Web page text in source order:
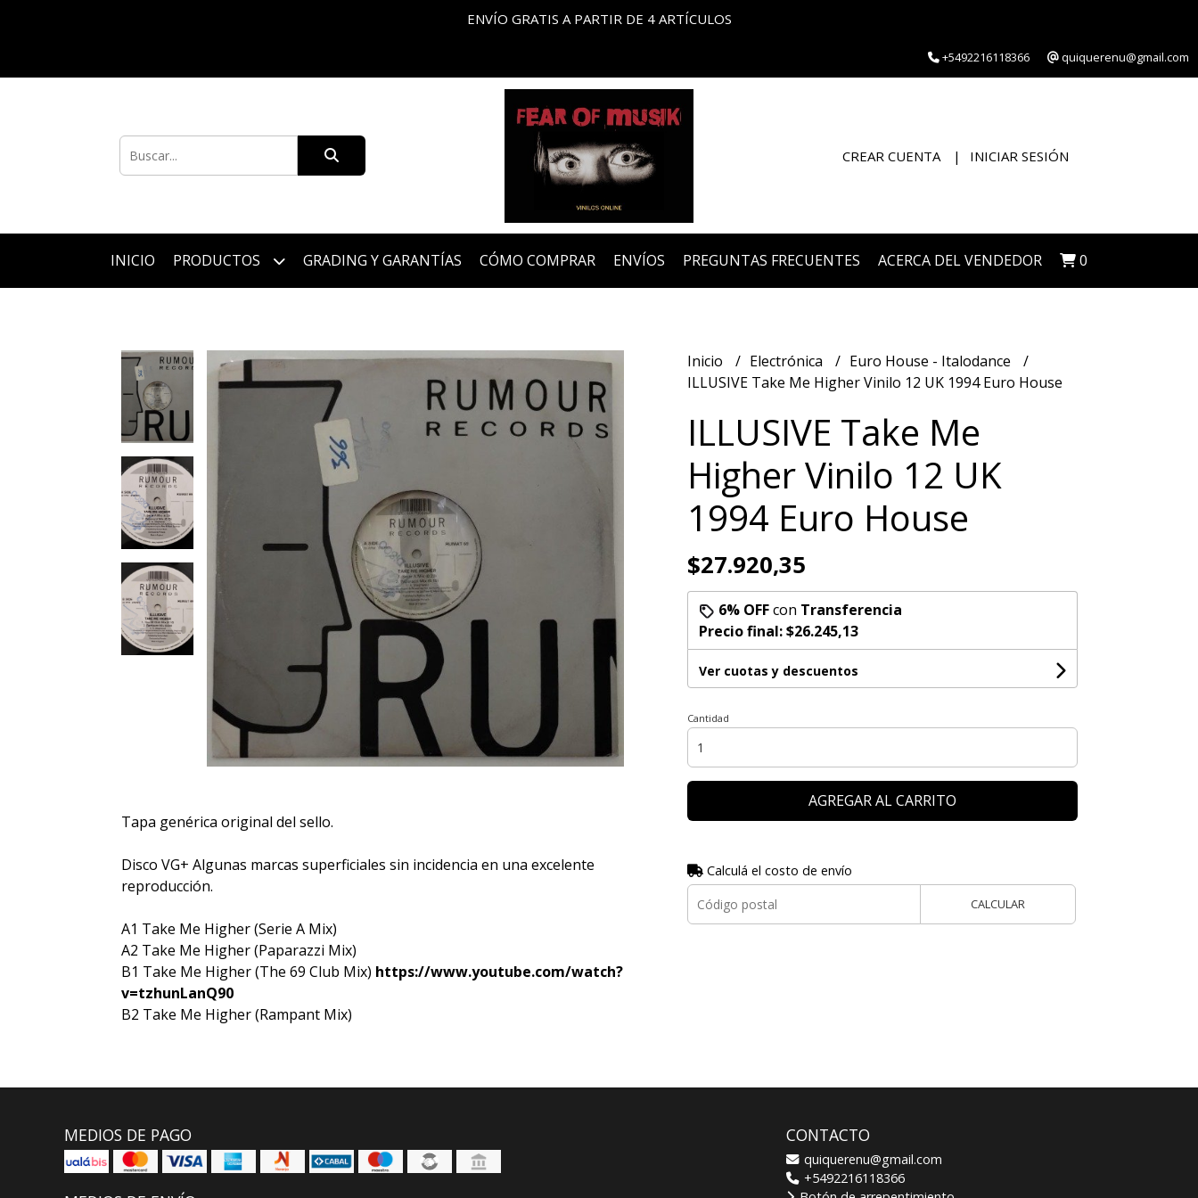
ENVÍO GRATIS A PARTIR DE 4 ARTÍCULOS
+5492216118366 quiquerenu@gmail.com
CREAR CUENTA INICIAR SESIÓN
INICIO PRODUCTOS GRADING Y GARANTÍAS CÓMO COMPRAR ENVÍOS PREGUNTAS FRECUENTES ACERCA DEL VENDEDOR 0
Tapa genérica original del sello.
Disco VG+ Algunas marcas superficiales sin incidencia en una excelente
reproducción.
A1 Take Me Higher (Serie A Mix)
A2 Take Me Higher (Paparazzi Mix)
B1 Take Me Higher (The 69 Club Mix) https://www.youtube.com/watch?
v=tzhunLanQ90
B2 Take Me Higher (Rampant Mix)
Inicio Electrónica
Euro House - Italodance
ILLUSIVE Take Me Higher Vinilo 12 UK 1994 Euro House
ILLUSIVE Take Me
Higher Vinilo 12 UK
1994 Euro House
$27.920,35
6% OFFcon Transferencia
Precio final:$26.245,13
Ver cuotas y descuentos
Cantidad
AGREGAR AL CARRITO
Calculá el costo de envío
CALCULAR
MEDIOS DE PAGO CONTACTO
quiquerenu@gmail.com
+5492216118366